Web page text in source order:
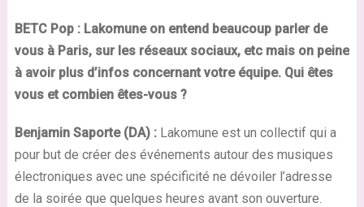
BETC Pop : Lakomune on entend beaucoup parler de
vous à Paris, sur les réseaux sociaux, etc mais on peine
à avoir plus d’infos concernant votre équipe. Qui êtes
vous et combien êtes-vous ?
Benjamin Saporte (DA) : Lakomune est un collectif qui a
pour but de créer des événements autour des musiques
électroniques avec une spécificité ne dévoiler l’adresse
de la soirée que quelques heures avant son ouverture.